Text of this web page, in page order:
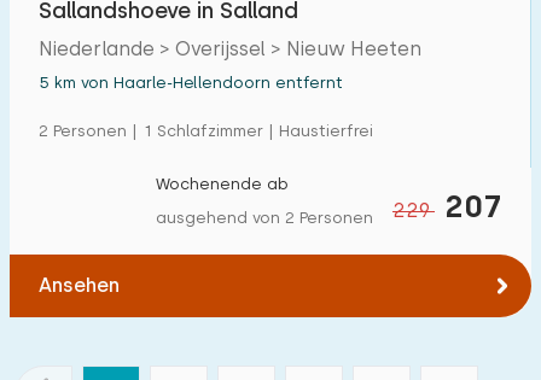
Sallandshoeve in Salland
Niederlande > Overijssel > Nieuw Heeten
5 km von Haarle-Hellendoorn entfernt
2 Personen | 1 Schlafzimmer | Haustierfrei
229 207
Wochenende ab
ausgehend von 2 Personen
Ansehen